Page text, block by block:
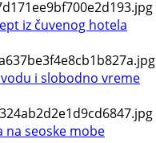
iz čuvenog hotela
i slobodno vreme
na seoske mobe